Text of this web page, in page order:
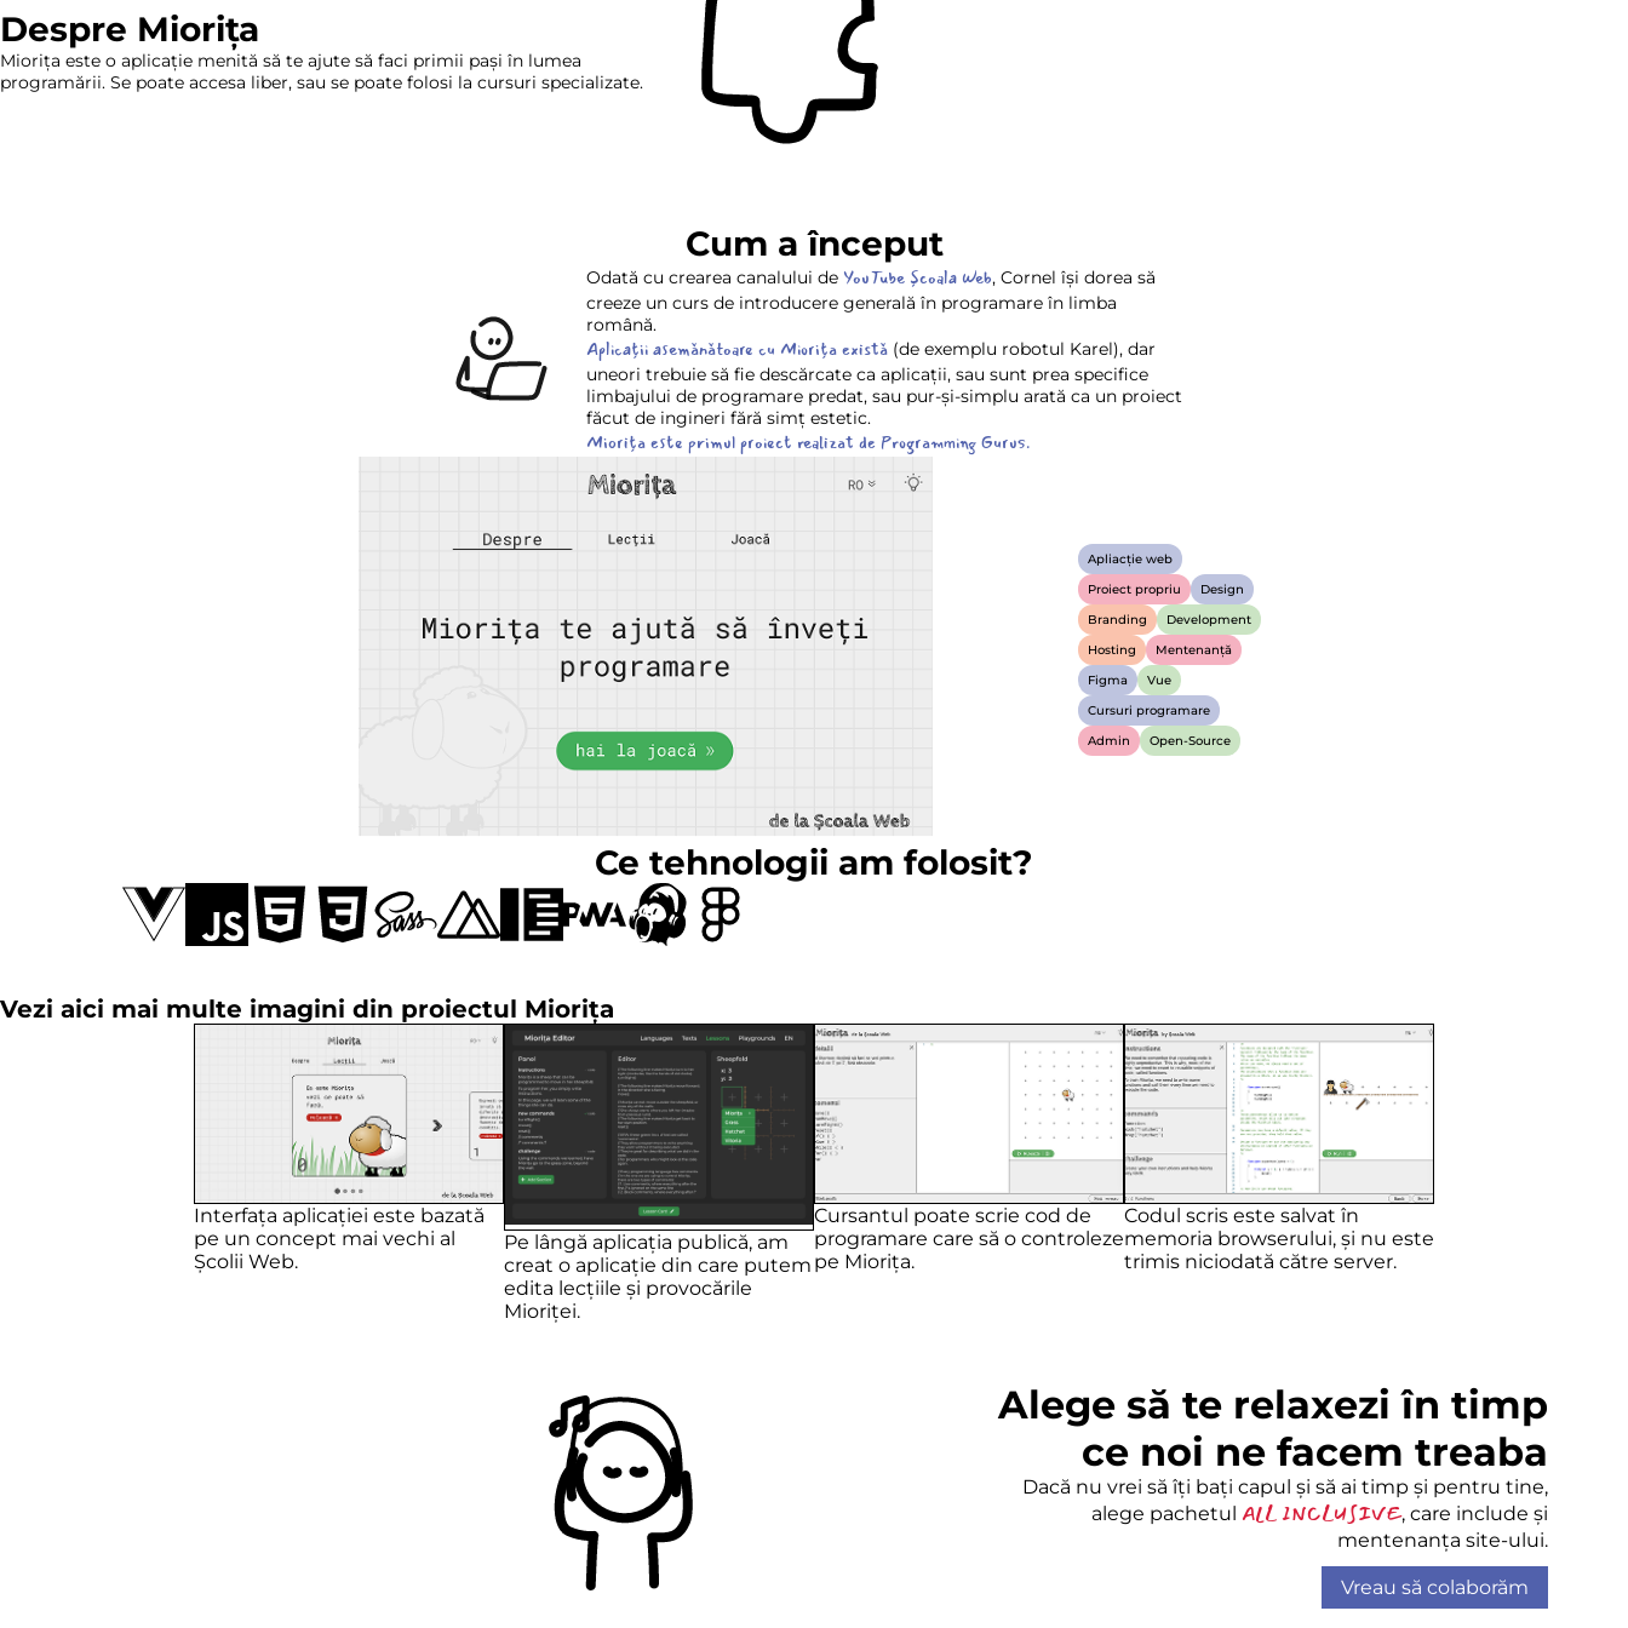
Despre Miorița
Miorița este o aplicație menită să te ajute să faci primii pași în lumea
programării. Se poate accesa liber, sau se poate folosi la cursuri specializate.
Cum a început
Odată cu crearea canalului de YouTube Școala Web, Cornel își dorea să
creeze un curs de introducere generală în programare în limba
română.
Aplicații asemănătoare cu Miorița există (de exemplu robotul Karel), dar
uneori trebuie să fie descărcate ca aplicații, sau sunt prea specifice
limbajului de programare predat, sau pur-și-simplu arată ca un proiect
făcut de ingineri fără simț estetic.
Miorița este primul proiect realizat de Programming Gurus.
Apliacție web
Proiect propriu
Design
Branding
Development
Hosting
Mentenanță
Figma
Vue
Cursuri programare
Admin
Open-Source
Ce tehnologii am folosit?
Vezi aici mai multe imagini din proiectul Miorița
Interfața aplicației este bazată
pe un concept mai vechi al
Școlii Web.
Pe lângă aplicația publică, am
creat o aplicație din care putem
edita lecțiile și provocările
Mioriței.
Cursantul poate scrie cod de
programare care să o controleze
pe Miorița.
Codul scris este salvat în
memoria browserului, și nu este
trimis niciodată către server.
Alege să te relaxezi în timp
ce noi ne facem treaba
Dacă nu vrei să îți bați capul și să ai timp și pentru tine,
alege pachetul ALL INCLUSIVE, care include și
mentenanța site-ului.
Vreau să colaborăm